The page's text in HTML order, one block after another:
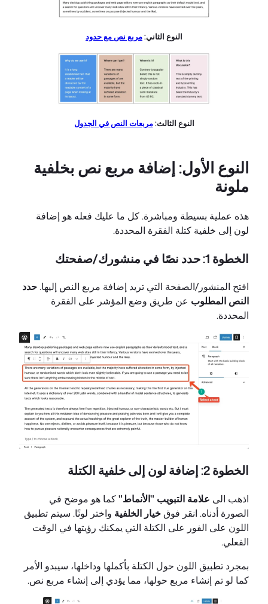
النوع الثاني:مربع نص مع حدود
النوع الثالث:مربعات النص في الجدول
النوع الأول: إضافة مربع نص بخلفية
ملونة
هذه عملية بسيطة ومباشرة. كل ما عليك فعله هو إضافة
لون إلى خلفية كتلة الفقرة المحددة.
الخطوة 1: حدد نصًا في منشورك/صفحتك
افتح المنشور/الصفحة التي تريد إضافة مربع النص إليها.حدد
النص المطلوب عن طريق وضع المؤشر على الفقرة
المحددة.
الخطوة 2: إضافة لون إلى خلفية الكتلة
اذهب الى علامة التبويب "الأنماط"كما هو موضح في
الصورة أدناه. انقر فوق خيار الخلفية واختر لونًا. سيتم تطبيق
اللون على الفور على الكتلة التي يمكنك رؤيتها في الوقت
الفعلي.
بمجرد تطبيق اللون حول الكتلة بأكملها وداخلها، سيبدو الأمر
كما لو تم إنشاء مربع حولها، مما يؤدي إلى إنشاء مربع نص.